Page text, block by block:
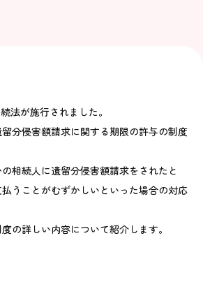
法が施行されました。
分侵害額請求に関する期限の許与の制度
相続人に遺留分侵害額請求をされたと
うことがむずかしいといった場合の対応
の詳しい内容について紹介します。